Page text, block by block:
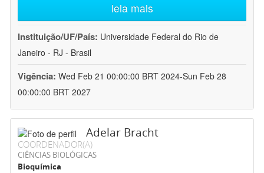
leia mais
Instituição/UF/País: Universidade Federal do Rio de
Janeiro - RJ - Brasil
Vigência: Wed Feb 21 00:00:00 BRT 2024-Sun Feb 28
00:00:00 BRT 2027
Adelar Bracht
COORDENADOR(A)
CIÊNCIAS BIOLÓGICAS
Bioquímica